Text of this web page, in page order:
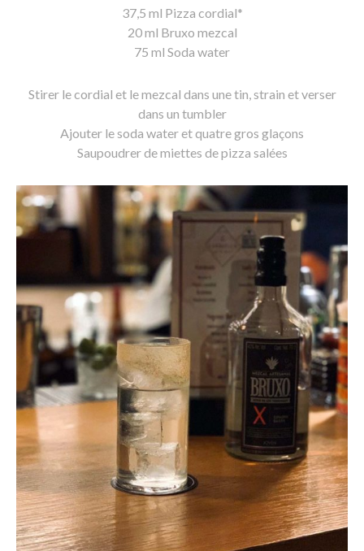
37,5 ml Pizza cordial*
20 ml Bruxo mezcal
75 ml Soda water
Stirer le cordial et le mezcal dans une tin, strain et verser
dans un tumbler
Ajouter le soda water et quatre gros glaçons
Saupoudrer de miettes de pizza salées